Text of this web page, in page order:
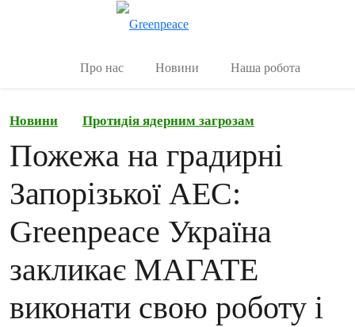
Про нас Новини Наша робота
Новини Протидія ядерним загрозам
Пожежа на градирні
Запорізької АЕС:
Greenpeace Україна
закликає МАГАТЕ
виконати свою роботу і